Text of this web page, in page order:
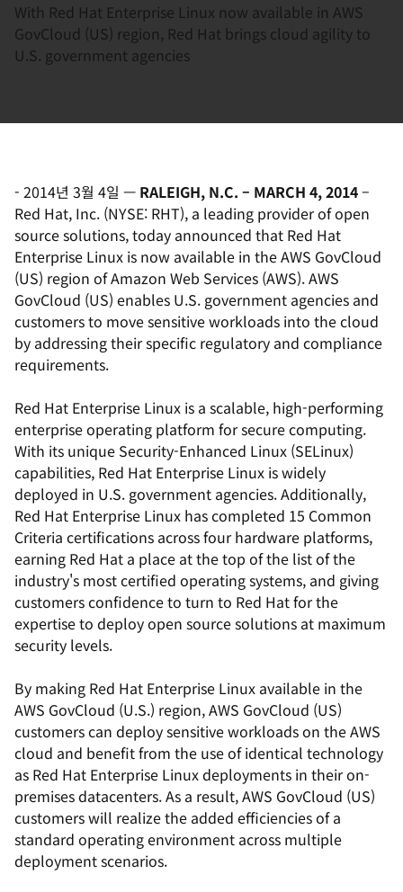
With Red Hat Enterprise Linux now available in AWS
GovCloud (US) region, Red Hat brings cloud agility to
U.S. government agencies
- 2014년 3월 4일 — RALEIGH, N.C. – MARCH 4, 2014–
Red Hat, Inc. (NYSE: RHT), a leading provider of open
source solutions, today announced that Red Hat
Enterprise Linux is now available in the AWS GovCloud
(US) region of Amazon Web Services (AWS). AWS
GovCloud (US) enables U.S. government agencies and
customers to move sensitive workloads into the cloud
by addressing their specific regulatory and compliance
requirements.
Red Hat Enterprise Linux is a scalable, high-performing
enterprise operating platform for secure computing.
With its unique Security-Enhanced Linux (SELinux)
capabilities, Red Hat Enterprise Linux is widely
deployed in U.S. government agencies. Additionally,
Red Hat Enterprise Linux has completed 15 Common
Criteria certifications across four hardware platforms,
earning Red Hat a place at the top of the list of the
industry's most certified operating systems, and giving
customers confidence to turn to Red Hat for the
expertise to deploy open source solutions at maximum
security levels.
By making Red Hat Enterprise Linux available in the
AWS GovCloud (U.S.) region, AWS GovCloud (US)
customers can deploy sensitive workloads on the AWS
cloud and benefit from the use of identical technology
as Red Hat Enterprise Linux deployments in their on-
premises datacenters. As a result, AWS GovCloud (US)
customers will realize the added efficiencies of a
standard operating environment across multiple
deployment scenarios.